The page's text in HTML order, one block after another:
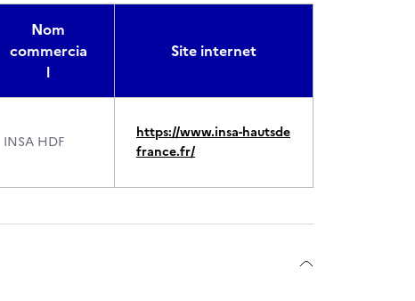
Nom
commercia
l
Site internet
INSA HDF
https://www.insa-hautsde
france.fr/